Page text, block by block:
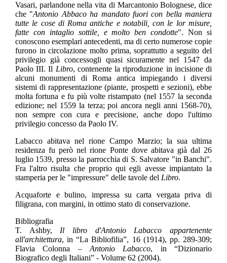
Vasari, parlandone nella vita di Marcantonio Bolognese, dice
che "Antonio Abbaco ha mandato fuori con bella maniera
tutte le cose di Roma antiche e notabili, con le lor misure,
fatte con intaglio sottile, e molto ben condotte". Non si
conoscono esemplari antecedenti, ma di certo numerose copie
furono in circolazione molto prima, soprattutto a seguito del
privilegio già concessogli quasi sicuramente nel 1547 da
Paolo III. Il Libro, contenente la riproduzione in incisione di
alcuni monumenti di Roma antica impiegando i diversi
sistemi di rappresentazione (piante, prospetti e sezioni), ebbe
molta fortuna e fu più volte ristampato (nel 1557 la seconda
edizione; nel 1559 la terza; poi ancora negli anni 1568-70),
non sempre con cura e precisione, anche dopo l'ultimo
privilegio concesso da Paolo IV.
Labacco abitava nel rione Campo Marzio; la sua ultima
residenza fu però nel rione Ponte dove abitava già dal 26
luglio 1539, presso la parrocchia di S. Salvatore "in Banchi".
Fra l'altro risulta che proprio qui egli avesse impiantato la
stamperia per le "impressure" delle tavole del Libro.
Acquaforte e bulino, impressa su carta vergata priva di
filigrana, con margini, in ottimo stato di conservazione.
Bibliografia
T. Ashby,Il libro d'Antonio Labacco appartenente
all'architettura, in “La Bibliofilia”, 16 (1914), pp. 289-309;
Flavia Colonna –Antonio Labacco, in “Dizionario
Biografico degli Italiani” - Volume 62 (2004).